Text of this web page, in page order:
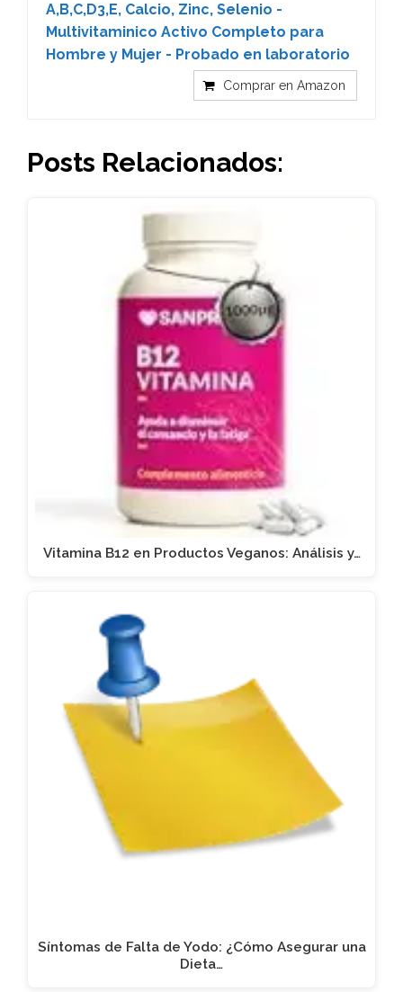
A,B,C,D3,E, Calcio, Zinc, Selenio -
Multivitaminico Activo Completo para
Hombre y Mujer - Probado en laboratorio
Comprar en Amazon
Posts Relacionados:
Vitamina B12 en Productos Veganos: Análisis y…
Síntomas de Falta de Yodo: ¿Cómo Asegurar una
Dieta…